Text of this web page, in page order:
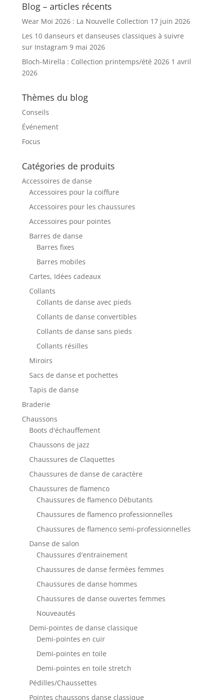
Blog – articles récents
Wear Moi 2026 : La Nouvelle Collection 17 juin 2026
Les 10 danseurs et danseuses classiques à suivre
sur Instagram 9 mai 2026
Bloch-Mirella : Collection printemps/été 2026 1 avril
2026
Thèmes du blog
Conseils
Événement
Focus
Catégories de produits
Accessoires de danse
Accessoires pour la coiffure
Accessoires pour les chaussures
Accessoires pour pointes
Barres de danse
Barres fixes
Barres mobiles
Cartes, Idées cadeaux
Collants
Collants de danse avec pieds
Collants de danse convertibles
Collants de danse sans pieds
Collants résilles
Miroirs
Sacs de danse et pochettes
Tapis de danse
Braderie
Chaussons
Boots d'échauffement
Chaussons de jazz
Chaussures de Claquettes
Chaussures de danse de caractère
Chaussures de flamenco
Chaussures de flamenco Débutants
Chaussures de flamenco professionnelles
Chaussures de flamenco semi-professionnelles
Danse de salon
Chaussures d'entrainement
Chaussures de danse fermées femmes
Chaussures de danse hommes
Chaussures de danse ouvertes femmes
Nouveautés
Demi-pointes de danse classique
Demi-pointes en cuir
Demi-pointes en toile
Demi-pointes en toile stretch
Pédilles/Chaussettes
Pointes chaussons danse classique